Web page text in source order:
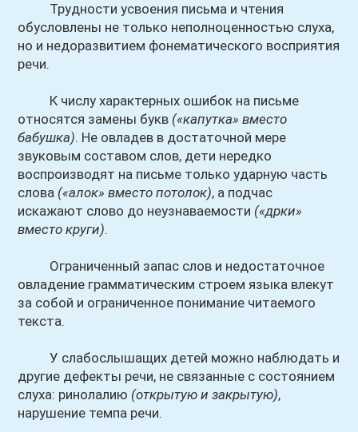
Трудности усвоения письма и чтения
обусловлены не только неполноценностью слуха,
но и недоразвитием фонематического восприятия
речи.
К числу характерных ошибок на письме
относятся замены букв («капутка» вместо
бабушка). Не овладев в достаточной мере
звуковым составом слов, дети нередко
воспроизводят на письме только ударную часть
слова («алок» вместо потолок), а подчас
искажают слово до неузнаваемости («дрки»
вместо круги).
Ограниченный запас слов и недостаточное
овладение грамматическим строем языка влекут
за собой и ограниченное понимание читаемого
текста.
У слабослышащих детей можно наблюдать и
другие дефекты речи, не связанные с состоянием
слуха: ринолалию (открытую и закрытую),
нарушение темпа речи.